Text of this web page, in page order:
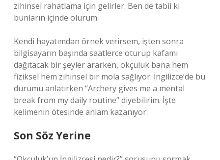
zihinsel rahatlama için gelirler. Ben de tabii ki
bunların içinde olurum.
Kendi hayatımdan örnek verirsem, işten sonra
bilgisayarın başında saatlerce oturup kafamı
dağıtacak bir şeyler ararken, okçuluk bana hem
fiziksel hem zihinsel bir mola sağlıyor. İngilizce’de bu
durumu anlatırken “Archery gives me a mental
break from my daily routine” diyebilirim. İşte
kelimenin ötesinde anlam kazanıyor.
Son Söz Yerine